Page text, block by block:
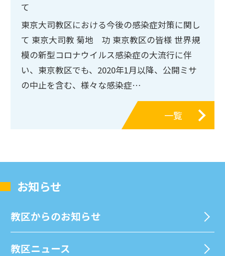
て
東京大司教区における今後の感染症対策に関し
て 東京大司教 菊地 功 東京教区の皆様 世界規
模の新型コロナウイルス感染症の大流行に伴
い、東京教区でも、2020年1月以降、公開ミサ
の中止を含む、様々な感染症…
一覧
お知らせ
教区からのお知らせ
教区ニュース